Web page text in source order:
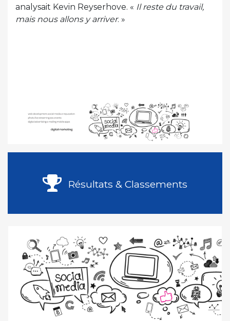
analysait Kevin Reyserhove. « Il reste du travail,
mais nous allons y arriver. »
Résultats & Classements